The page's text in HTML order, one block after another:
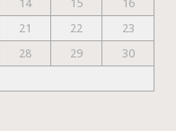
14 15
16
21 22
23
28 29
30